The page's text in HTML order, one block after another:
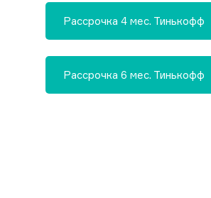
Рассрочка 4 мес. Тинькофф
Рассрочка 6 мес. Тинькофф